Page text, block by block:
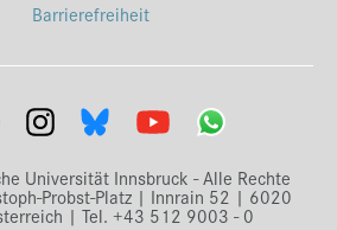
Barrierefreiheit
Universität Innsbruck - Alle Rechte
Probst-Platz | Innrain 52 | 6020
| Tel. +43 512 9003 - 0